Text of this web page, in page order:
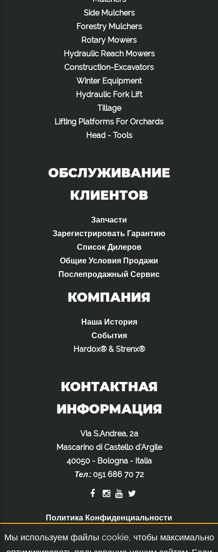
Side Mulchers
Forestry Mulchers
Rotary Mowers
Hydraulic Reach Mowers
Construction-Excavators
Winter Equipment
Hydraulic Fork Lift
Tillage
Lifting Platforms For Orchards
Head - Tools
ОБСЛУЖИВАНИЕ
КЛИЕНТОВ
Запчасти
Зарегистрировать Гарантию
Список Дилеров
Общие Условия Продажи
Послепродажный Сервис
КОМПАНИЯ
Наша История
События
Hardox® & Strenx®
КОНТАКТНАЯ
ИНФОРМАЦИЯ
Via S.Andrea, 2a
Mascarino di Castello d'Argile
40050 - Bologna - Italia
Тел.: 051 686 70 72
Политика Конфиденциальности
Политика Использования Файлов Cookie
Правовое Уведомление
Мы используем файлы cookie, чтобы максимально